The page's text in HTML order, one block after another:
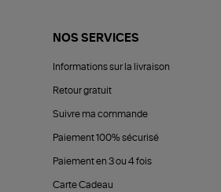
NOS SERVICES
Informations sur la livraison
Retour gratuit
Suivre ma commande
Paiement 100% sécurisé
Paiement en 3 ou 4 fois
Carte Cadeau